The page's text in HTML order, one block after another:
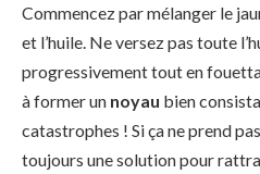
Commencez par mélanger le
et l’huile. Ne versez pas toute
progressivement tout en
à former un noyau bien
catastrophes ! Si ça ne prend
toujours une solution pour